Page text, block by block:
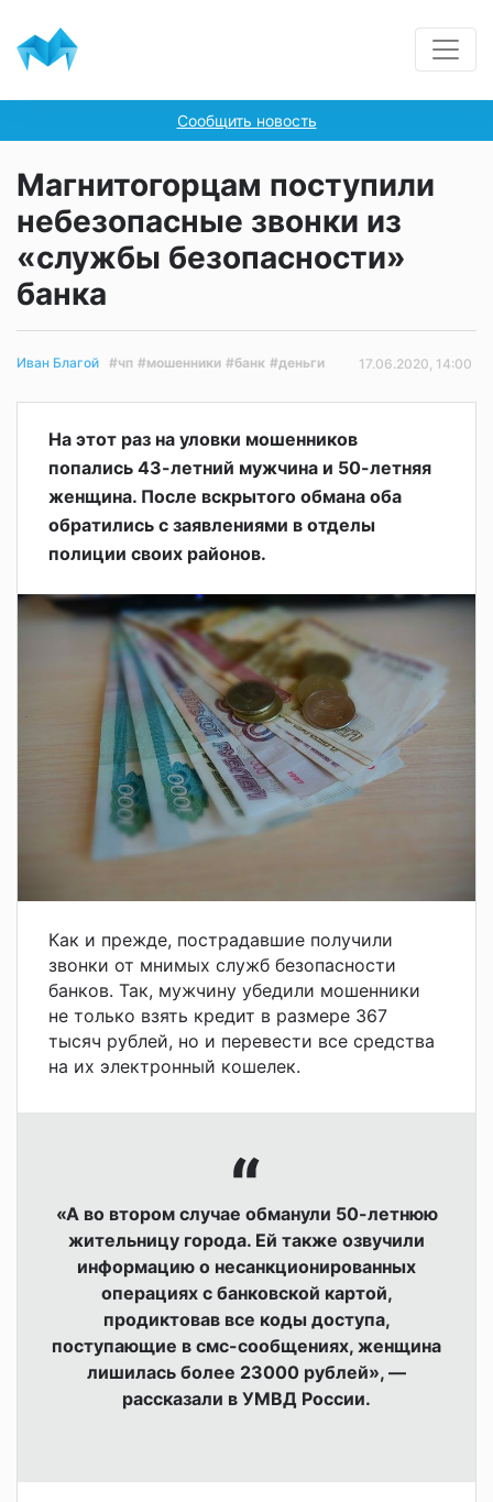
Сообщить новость
Магнитогорцам поступили
небезопасные звонки из
«службы безопасности»
банка
Иван Благой #чп #мошенники #банк #деньги 17.06.2020, 14:00
На этот раз на уловки мошенников
попались 43-летний мужчина и 50-летняя
женщина. После вскрытого обмана оба
обратились с заявлениями в отделы
полиции своих районов.
Как и прежде, пострадавшие получили
звонки от мнимых служб безопасности
банков. Так, мужчину убедили мошенники
не только взять кредит в размере 367
тысяч рублей, но и перевести все средства
на их электронный кошелек.
«А во втором случае обманули 50-летнюю
жительницу города. Ей также озвучили
информацию о несанкционированных
операциях с банковской картой,
продиктовав все коды доступа,
поступающие в смс-сообщениях, женщина
лишилась более 23000 рублей», —
рассказали в УМВД России.